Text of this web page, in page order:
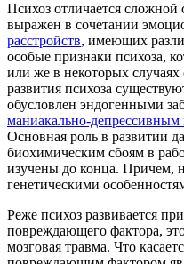
Психоз отличается
выражен в сочетании
расстройств, имеющих
особые признаки психоза,
или же в некоторых случаях
развития психоза
обусловлен эндогенными
маниакально-депрессивным
Основная роль в развитии
биохимическим сбоям в
изучены до конца. Причем,
генетическими
Реже психоз развивается
повреждающего фактора,
мозговая травма. Что